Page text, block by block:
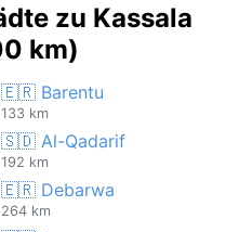
zu Kassala
km)
🇪🇷 Barentu
133 km
🇸🇩 Al-Qadarif
192 km
🇪🇷 Debarwa
264 km